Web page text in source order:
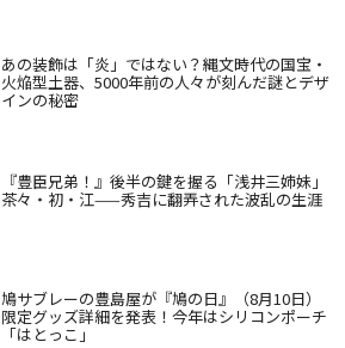
あの装飾は「炎」ではない？縄文時代の国宝・
火焔型土器、5000年前の人々が刻んだ謎とデザ
インの秘密
『豊臣兄弟！』後半の鍵を握る「浅井三姉妹」
茶々・初・江——秀吉に翻弄された波乱の生涯
鳩サブレーの豊島屋が『鳩の日』（8月10日）
限定グッズ詳細を発表！今年はシリコンポーチ
「はとっこ」